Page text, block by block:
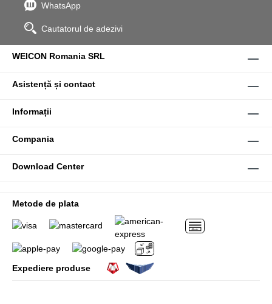
WhatsApp
Cautatorul de adezivi
WEICON Romania SRL
Asistență și contact
Informații
Compania
Download Center
Metode de plata
Expediere produse